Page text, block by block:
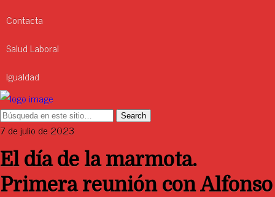
Contacta
Salud Laboral
Igualdad
7 de julio de 2023
El día de la marmota.
Primera reunión con Alfonso